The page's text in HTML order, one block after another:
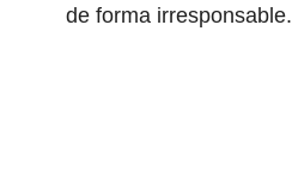
de forma irresponsable.